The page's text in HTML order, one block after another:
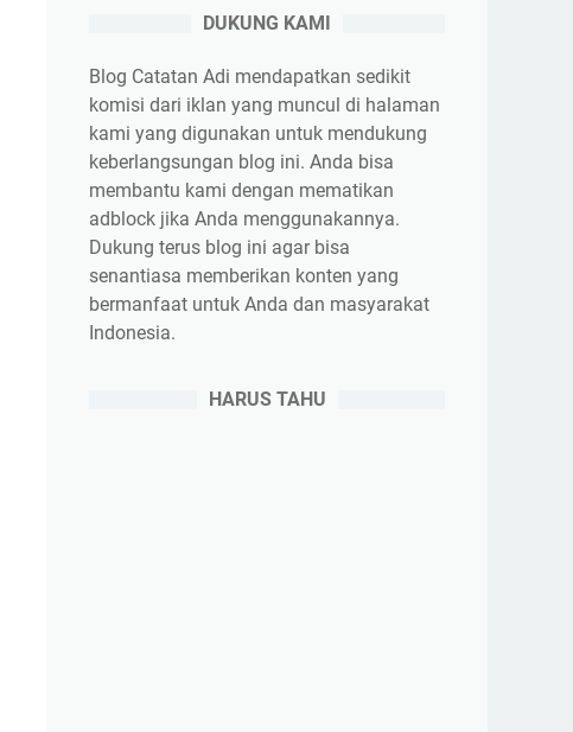
DUKUNG KAMI
Blog Catatan Adi mendapatkan sedikit
komisi dari iklan yang muncul di halaman
kami yang digunakan untuk mendukung
keberlangsungan blog ini. Anda bisa
membantu kami dengan mematikan
adblock jika Anda menggunakannya.
Dukung terus blog ini agar bisa
senantiasa memberikan konten yang
bermanfaat untuk Anda dan masyarakat
Indonesia.
HARUS TAHU